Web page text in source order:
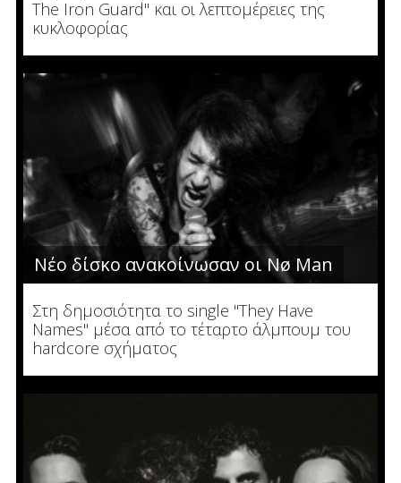
The Iron Guard" και οι λεπτομέρειες της
κυκλοφορίας
Νέο δίσκο ανακοίνωσαν οι Nø Man
Στη δημοσιότητα το single "They Have
Names" μέσα από το τέταρτο άλμπουμ του
hardcore σχήματος